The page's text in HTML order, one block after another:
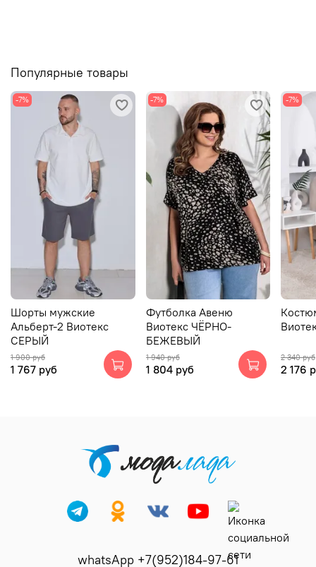
Популярные товары
-7%
Шорты мужские
Альберт-2 Виотекс
СЕРЫЙ
1 900 руб
1 767 руб
-7%
Футболка Авеню
Виотекс ЧЁРНО-
БЕЖЕВЫЙ
1 940 руб
1 804 руб
-7%
2 340 руб
2 176
whatsApp +7(952)184-97-61